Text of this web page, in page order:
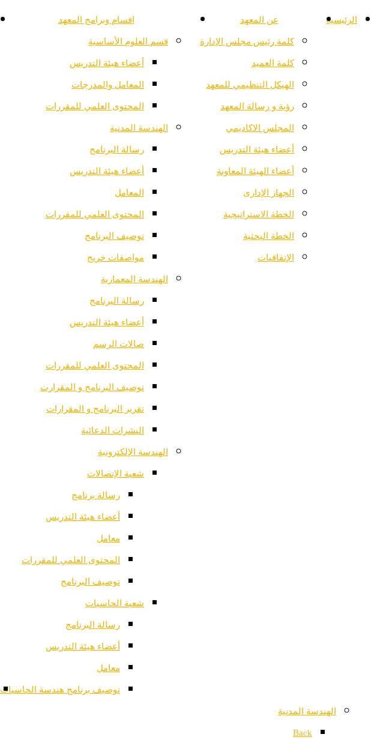
الرئيسية عن المعهد
كلمة رئيس مجلس الإدارة
كلمة العميد
الهيكل التنظيمي للمعهد
رؤية و رسالة المعهد
المجلس الاكاديمي
أعضاء هيئة التدريس
أعضاء الهيئة المعاونة
الجهاز الإدارى
الخطة الاستراتيجية
الخطة البحثية
الإتفاقيات
اقسام وبرامج المعهد
قسم العلوم الأساسية
أعضاء هيئة التدريس
المعامل والمدرجات
المحتوى العلمي للمقررات
الهندسة المدنية
رسالة البرنامج
أعضاء هيئة التدريس
المعامل
المحتوى العلمي للمقررات
توصيف البرنامج
مواصفات خريج
الهندسة المعمارية
رسالة البرنامج
أعضاء هيئة التدريس
صالات الرسم
المحتوى العلمي للمقررات
توصيف البرنامج و المقرارت
تقرير البرنامج و المقرارات
النشرات الدعائية
الهندسة الإلكترونية
شعبة الإتصالات
رسالة برنامج
أعضاء هيئة التدريس
معامل
المحتوى العلمي للمقررات
توصيف البرنامج
شعبة الحاسبات
رسالة البرنامج
أعضاء هيئة التدريس
معامل
توصيف برنامج هندسة الحاسبات
الهندسة المدنية
Back